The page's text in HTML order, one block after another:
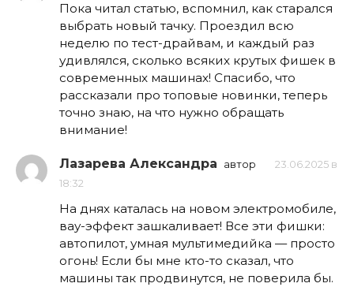
Пока читал статью, вспомнил, как старался
выбрать новый тачку. Проездил всю
неделю по тест-драйвам, и каждый раз
удивлялся, сколько всяких крутых фишек в
современных машинах! Спасибо, что
рассказали про топовые новинки, теперь
точно знаю, на что нужно обращать
внимание!
Лазарева Александра автор
23.06.2025 в
18:32
На днях каталась на новом электромобиле,
вау-эффект зашкаливает! Все эти фишки:
автопилот, умная мультимедийка — просто
огонь! Если бы мне кто-то сказал, что
машины так продвинутся, не поверила бы.